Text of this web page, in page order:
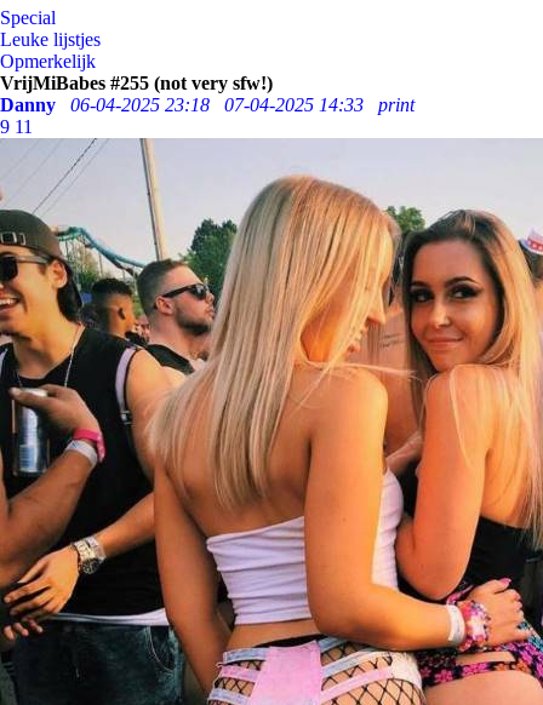
Special
Leuke lijstjes
Opmerkelijk
VrijMiBabes #255 (not very sfw!)
Danny
06-04-2025 23:18 07-04-2025 14:33
print
9 11